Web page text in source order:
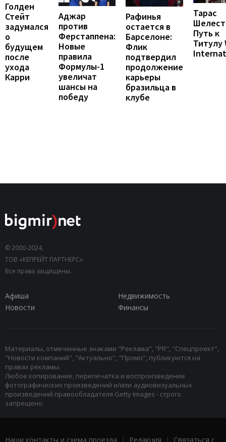
Голден
Стейт
задумался
о
будущем
после
ухода
Карри
Аджар
против
Ферстаппена:
Новые
правила
Формулы-1
увеличат
шансы на
победу
Рафинья
остается в
Барселоне:
Флик
подтвердил
продолжение
карьеры
бразильца в
клубе
Тарас
Путь к
Титулу
© 2000-2024,
ТОВ «КЕПРЕЙТ ПАРТНЕРС».
Все права защищены.
Афиша
Недвижимость
Новости
Финансы
Материалы, отмеченные знаками "Реклама", "PR", "Спецпроект",
"Новости компаний", "Актуально", "Промо", публикуются на
правах рекламы.
Любое копирование, перепечатка и воспроизведение
фотографических произведений и/или аудиовизуальных
произведений правообладателя Getty Images - строго
запрещено.
Наши контакты и схема проезда | Редакция | Связаться с